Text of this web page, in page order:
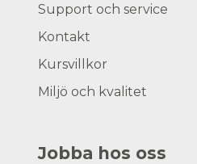
Support och service
Kontakt
Kursvillkor
Miljö och kvalitet
Jobba hos oss